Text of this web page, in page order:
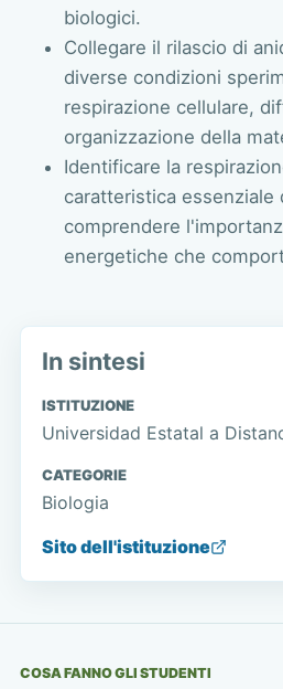
biologici.
Collegare il rilascio di
diverse condizioni
respirazione cellulare,
organizzazione della
Identificare la
caratteristica
comprendere
energetiche che
In sintesi
ISTITUZIONE
Universidad Estatal a
CATEGORIE
Biologia
Sito dell'istituzione
COSA FANNO GLI STUDENTI